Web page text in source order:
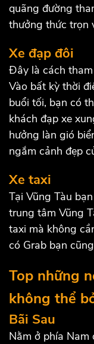
quãng đường
thưởng thức trọn
Xe đạp đôi
Đây là cách
Vào bất kỳ thời
buổi tối, bạn có
khách đạp xe
hưởng làn gió
ngắm cảnh đẹp
Xe taxi
Tại Vũng Tàu
trung tâm Vũng
taxi mà không
có Grab bạn
Top những
không thể
Bãi Sau
Nằm ở phía Nam